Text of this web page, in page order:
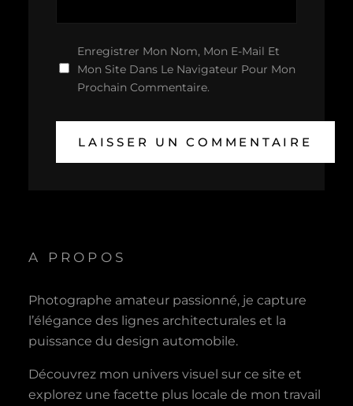
Enregistrer Mon Nom, Mon E-Mail Et
Mon Site Dans Le Navigateur Pour Mon
Prochain Commentaire.
A PROPOS
Photographe amateur passionné, je capture
l’élégance des lignes architecturales et la
puissance du design automobile.
Découvrez mon univers visuel sur ce site et
explorez une facette plus locale de mon travail